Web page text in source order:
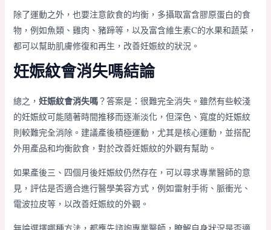
除了運動之外，也要注意飲食的均衡，多攝取富含膠原蛋白的食
物，例如魚類、雞肉、豬蹄等，以及富含維生素C的水果和蔬菜，
都可以幫助肌膚修復和再生，改善妊娠紋的狀況。
妊娠紋會消失嗎結論
總之， 妊娠紋會消失嗎？答案是：很難完全消失。雖然有些較淺
的妊娠紋可能隨著時間推移而逐漸淡化，但深色、寬度的妊娠紋
則較難完全消除。建議產後積極運動，尤其是核心運動，並搭配
外用產品和均衡飲食，對於改善妊娠紋的外觀有幫助。
如果產後三、四個月後妊娠紋仍然存在，可以尋求專業醫師的意
見，評估是否適合進行醫學美容方式，例如雷射手術、脈衝光、
電波拉皮等，以改善妊娠紋的外觀。